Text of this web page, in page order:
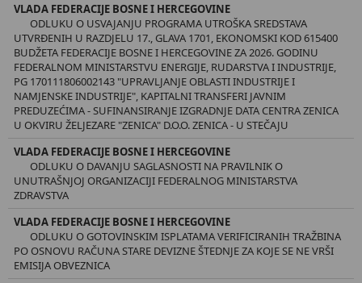
VLADA FEDERACIJE BOSNE I HERCEGOVINE
ODLUKU O USVAJANJU PROGRAMA UTROŠKA SREDSTAVA
UTVRĐENIH U RAZDJELU 17., GLAVA 1701, EKONOMSKI KOD 615400
BUDŽETA FEDERACIJE BOSNE I HERCEGOVINE ZA 2026. GODINU
FEDERALNOM MINISTARSTVU ENERGIJE, RUDARSTVA I INDUSTRIJE,
PG 170111806002143 "UPRAVLJANJE OBLASTI INDUSTRIJE I
NAMJENSKE INDUSTRIJE", KAPITALNI TRANSFERI JAVNIM
PREDUZEĆIMA - SUFINANSIRANJE IZGRADNJE DATA CENTRA ZENICA
U OKVIRU ŽELJEZARE "ZENICA" D.O.O. ZENICA - U STEČAJU
VLADA FEDERACIJE BOSNE I HERCEGOVINE
ODLUKU O DAVANJU SAGLASNOSTI NA PRAVILNIK O
UNUTRAŠNJOJ ORGANIZACIJI FEDERALNOG MINISTARSTVA
ZDRAVSTVA
VLADA FEDERACIJE BOSNE I HERCEGOVINE
ODLUKU O GOTOVINSKIM ISPLATAMA VERIFICIRANIH TRAŽBINA
PO OSNOVU RAČUNA STARE DEVIZNE ŠTEDNJE ZA KOJE SE NE VRŠI
EMISIJA OBVEZNICA